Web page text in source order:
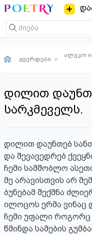
გვერდები ▸
ალეკო
დილით
სარკმეველს.
დილით დაუნთებ
და შევავედრებ
ჩემი სამშობლო
მე არავისთვის არ
ბუნებამ შექმნა
ილოცოს ერმა ვინაც
ჩემი უფალი
წმინდა სამების